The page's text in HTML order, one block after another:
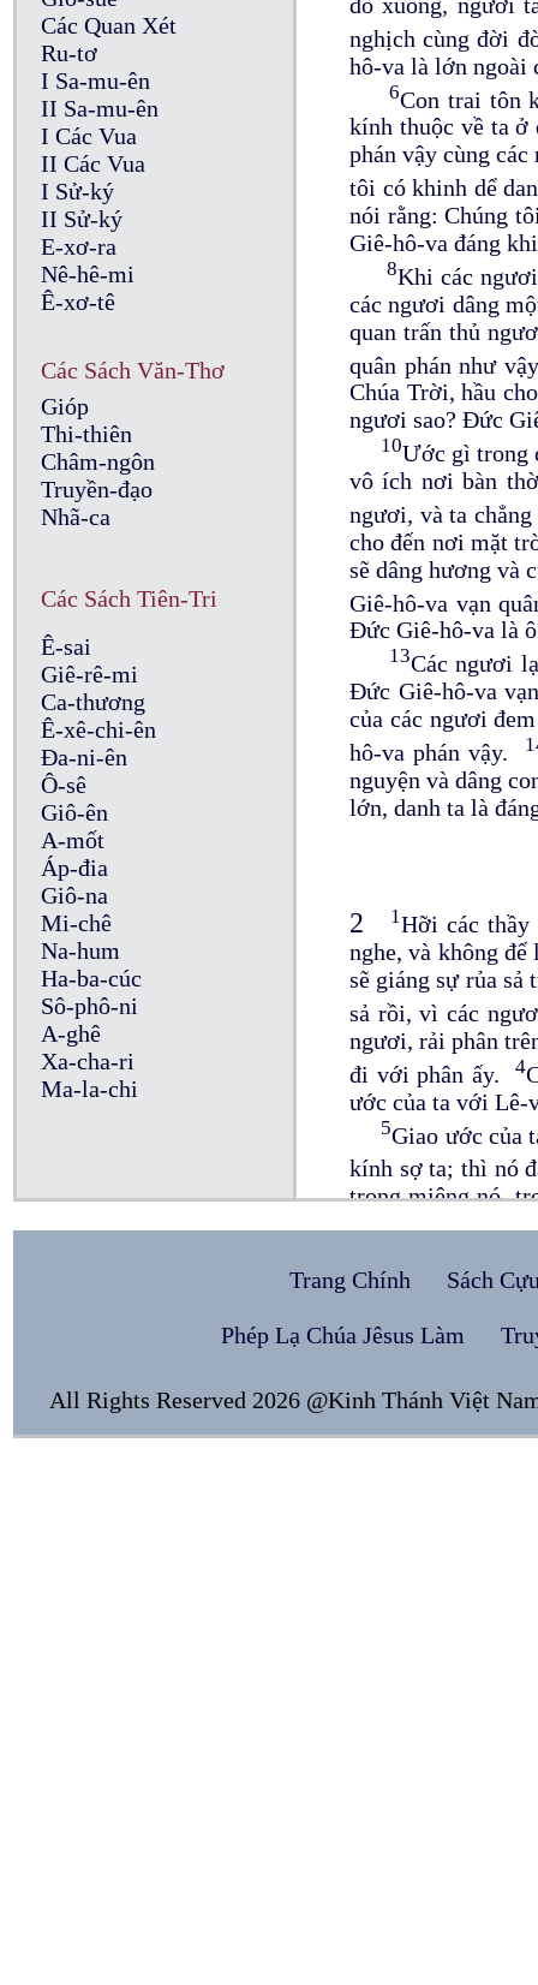
Các Sách Văn-Thơ
Các Quan Xét
Ru-tơ
I Sa-mu-ên
II Sa-mu-ên
I Các Vua
II Các Vua
I Sử-ký
II Sử-ký
E-xơ-ra
Nê-hê-mi
Ê-xơ-tê
Gióp
Thi-thiên
Châm-ngôn
Truyền-đạo
Nhã-ca
Các Sách Tiên-Tri
Ê-sai
Giê-rê-mi
Ca-thương
Ê-xê-chi-ên
Đa-ni-ên
Ô-sê
Giô-ên
A-mốt
Áp-đia
Giô-na
Mi-chê
Na-hum
Ha-ba-cúc
Sô-phô-ni
A-ghê
Xa-cha-ri
Ma-la-chi
nghịch cùng đời
hô-va là lớn ngoài
6Con trai tôn
kính thuộc về ta ở
phán vậy cùng
tôi có khinh dể
nói rằng: Chúng
Giê-hô-va đáng
8Khi các
các ngươi dâng
quan trấn thủ
quân phán như
Chúa Trời, hầu
ngươi sao? Đức
10Ước gì trong
vô ích nơi bàn
ngươi, và ta
cho đến nơi mặt
sẽ dâng hương và
Giê-hô-va vạn
Đức Giê-hô-va là
13Các ngươi
Đức Giê-hô-va
của các ngươi
hô-va phán vậy.
nguyện và dâng
lớn, danh ta là
2 1Hỡi các
nghe, và không
sẽ giáng sự rủa sả
sả rồi, vì các
ngươi, rải phân
đi với phân ấy. 4
ước của ta với Lê-
5Giao ước của
kính sợ ta; thì nó
trong miệng nó,
với ta trong sự
sứ giả của Đức
luật pháp, và đã
đường lối ta, hay
10Hết thảy
Trang Chính Sách
Phép Lạ Chúa Jêsus Làm
All Rights Reserved 2026 @Kinh Thánh Việt